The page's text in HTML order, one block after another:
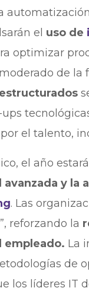
el uso de
optimizar
de la
el talento,
el año
y la
. Las
reforzando la
empleado. La
de
los líderes IT